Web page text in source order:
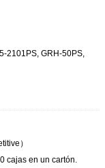
2101PS, GRH-50PS,
）
cajas en un cartón.